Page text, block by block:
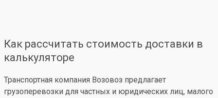
Как рассчитать стоимость доставки в
калькуляторе
Транспортная компания Возовоз предлагает
грузоперевозки для частных и юридических лиц, малого